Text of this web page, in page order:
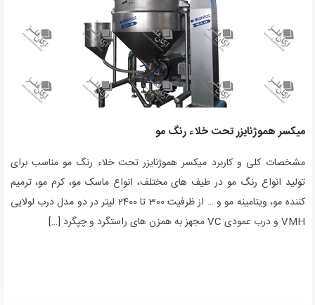
میکسر هموژنایزر تحت خلاء رنگ مو
مشخصات کلی و کاربرد میکسر هموژنایزر تحت خلاء رنگ مو مناسب برای
تولید انواع رنگ مو در طیف های مختلف، انواع ماسک مو، کرم مو، ترمیم
کننده مو، ویتامینه مو و … از ظرفیت 300 تا 2400 لیتر در دو مدل درب لولایی
VMH و درب عمودی VC مجهز به همزن های راستگرد و چپگرد […]